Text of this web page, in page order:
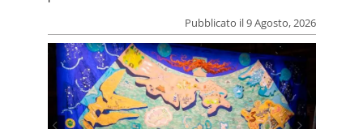
Pubblicato il 9 Agosto, 2026